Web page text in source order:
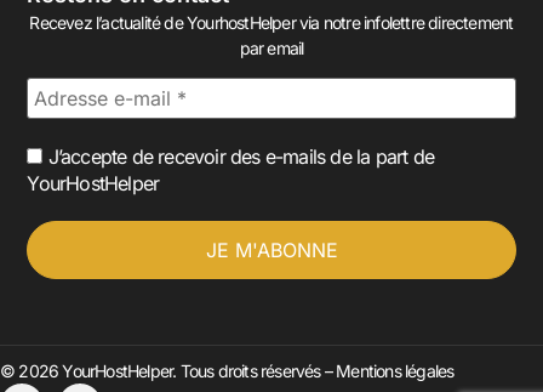
Recevez l’actualité de YourhostHelper via notre infolettre directement
par email
J’accepte de recevoir des e-mails de la part de
YourHostHelper
© 2026 YourHostHelper. Tous droits réservés –Mentions légales